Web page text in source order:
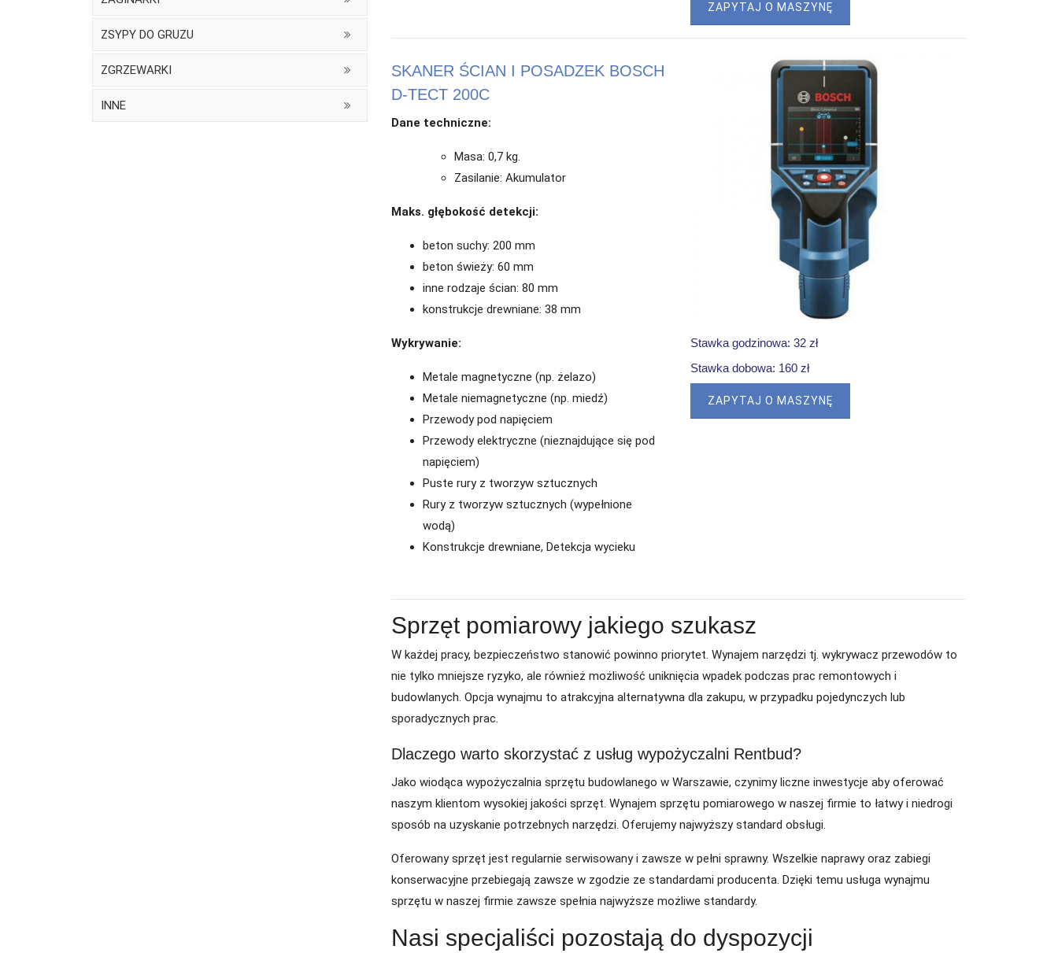
ZSYPY DO GRUZU
ZGRZEWARKI
INNE
ZAPYTAJ O MASZYNĘ
SKANER ŚCIAN I POSADZEK BOSCH
D-TECT 200C
Dane techniczne:
Masa: 0,7 kg.
Zasilanie: Akumulator
Maks. głębokość detekcji:
beton suchy: 200 mm
beton świeży: 60 mm
inne rodzaje ścian: 80 mm
konstrukcje drewniane: 38 mm
Wykrywanie:
Metale magnetyczne (np. żelazo)
Metale niemagnetyczne (np. miedź)
Przewody pod napięciem
Przewody elektryczne (nieznajdujące się pod
napięciem)
Puste rury z tworzyw sztucznych
Rury z tworzyw sztucznych (wypełnione
wodą)
Konstrukcje drewniane, Detekcja wycieku
Stawka godzinowa: 32 zł
Stawka dobowa: 160 zł
ZAPYTAJ O MASZYNĘ
Sprzęt pomiarowy jakiego szukasz
W każdej pracy, bezpieczeństwo stanowić powinno priorytet. Wynajem narzędzi tj. wykrywacz przewodów to
nie tylko mniejsze ryzyko, ale również możliwość uniknięcia wpadek podczas prac remontowych i
budowlanych. Opcja wynajmu to atrakcyjna alternatywna dla zakupu, w przypadku pojedynczych lub
sporadycznych prac.
Dlaczego warto skorzystać z usług wypożyczalni Rentbud?
Jako wiodąca wypożyczalnia sprzętu budowlanego w Warszawie, czynimy liczne inwestycje aby oferować
naszym klientom wysokiej jakości sprzęt. Wynajem sprzętu pomiarowego w naszej firmie to łatwy i niedrogi
sposób na uzyskanie potrzebnych narzędzi. Oferujemy najwyższy standard obsługi.
Oferowany sprzęt jest regularnie serwisowany i zawsze w pełni sprawny. Wszelkie naprawy oraz zabiegi
konserwacyjne przebiegają zawsze w zgodzie ze standardami producenta. Dzięki temu usługa wynajmu
sprzętu w naszej firmie zawsze spełnia najwyższe możliwe standardy.
Nasi specjaliści pozostają do dyspozycji